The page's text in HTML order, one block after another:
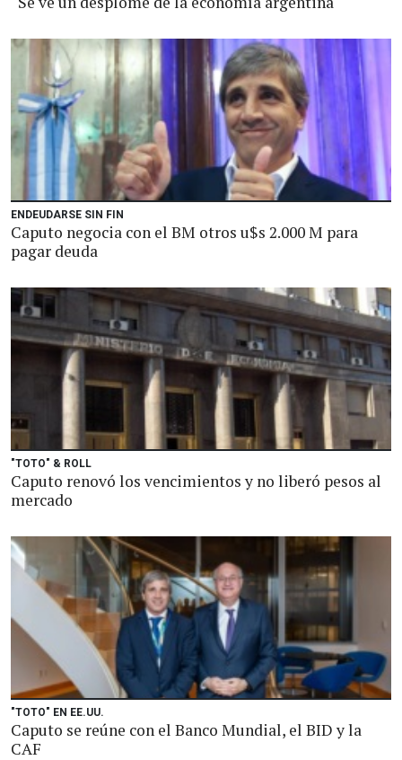
ENDEUDARSE SIN FIN
Caputo negocia con el BM otros u$s 2.000 M para
pagar deuda
"TOTO" & ROLL
Caputo renovó los vencimientos y no liberó pesos al
mercado
"TOTO" EN EE.UU.
Caputo se reúne con el Banco Mundial, el BID y la
CAF